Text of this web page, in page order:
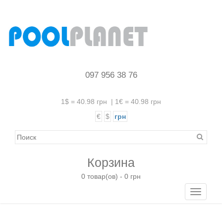
097 956 38 76
1$ = 40.98 грн | 1€ = 40.98 грн
€
$ грн
Корзина
0 товар(ов) - 0 грн
Toggle